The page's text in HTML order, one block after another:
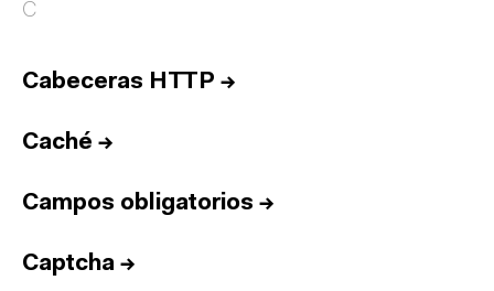
C
Cabeceras HTTP →
Caché →
Campos obligatorios →
Captcha →